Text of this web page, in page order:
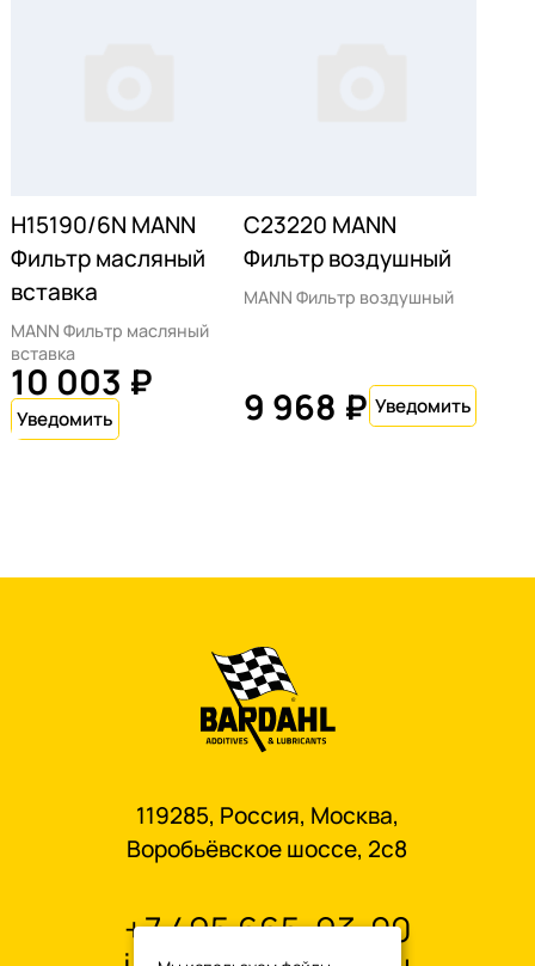
H15190/6N MANN
Фильтр масляный
вставка
MANN Фильтр масляный
вставка
10 003 ₽
C23220 MANN
Фильтр воздушный
MANN Фильтр воздушный
9 968 ₽
119285, Россия, Москва,
Воробьёвское шоссе, 2с8
+7 495 665-93-00